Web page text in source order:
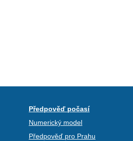
Předpověď počasí
Numerický model
Předpověď pro Prahu